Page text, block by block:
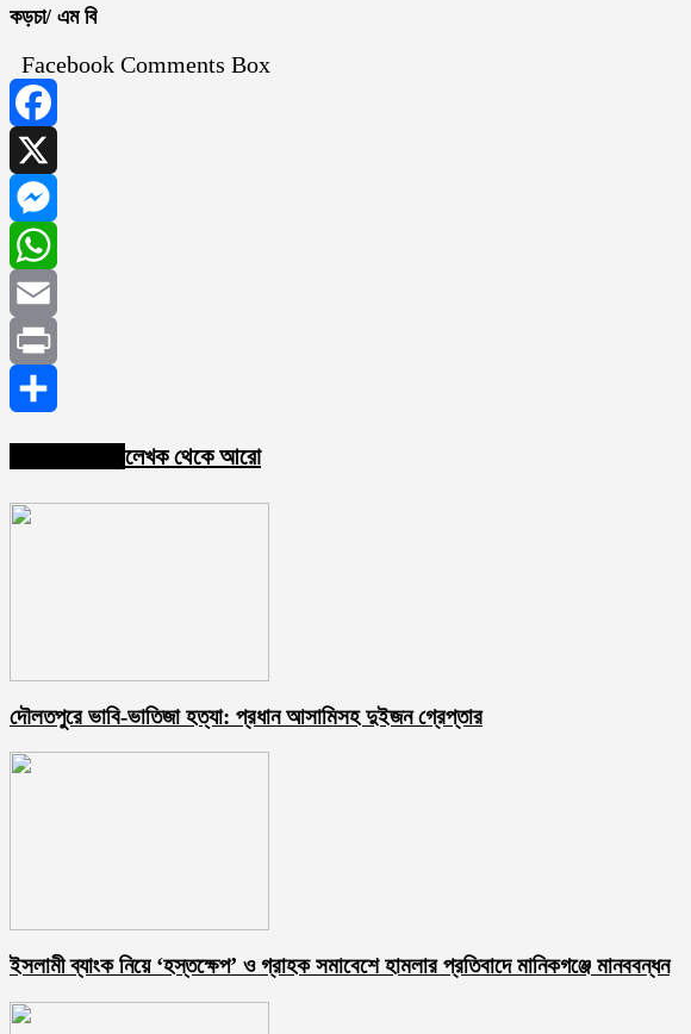
কড়চা/ এম বি
Facebook Comments Box
Facebook
X
Messenger
WhatsApp
Email
Print
লেখক থেকে আরো
দৌলতপুরে ভাবি-ভাতিজা হত্যা: প্রধান আসামিসহ দুইজন গ্রেপ্তার
ইসলামী ব্যাংক নিয়ে ‘হস্তক্ষেপ’ ও গ্রাহক সমাবেশে হামলার প্রতিবাদে মানিকগঞ্জে মানববন্ধন